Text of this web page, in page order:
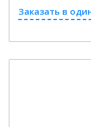
Заказать в